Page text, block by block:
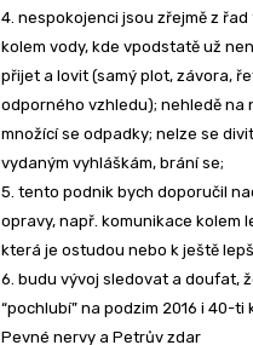
4. nespokojenci jsou zřejmě z řad
kolem vody, kde vpodstatě už
přijet a lovit (samý plot, závora,
odporného vzhledu); nehledě na
množící se odpadky; nelze se
vydaným vyhláškám, brání se;
5. tento podnik bych doporučil
opravy, např. komunikace kolem
která je ostudou nebo k ještě
6. budu vývoj sledovat a doufat,
“pochlubí” na podzim 2016 i 40-ti
Pevné nervy a Petrův zdar